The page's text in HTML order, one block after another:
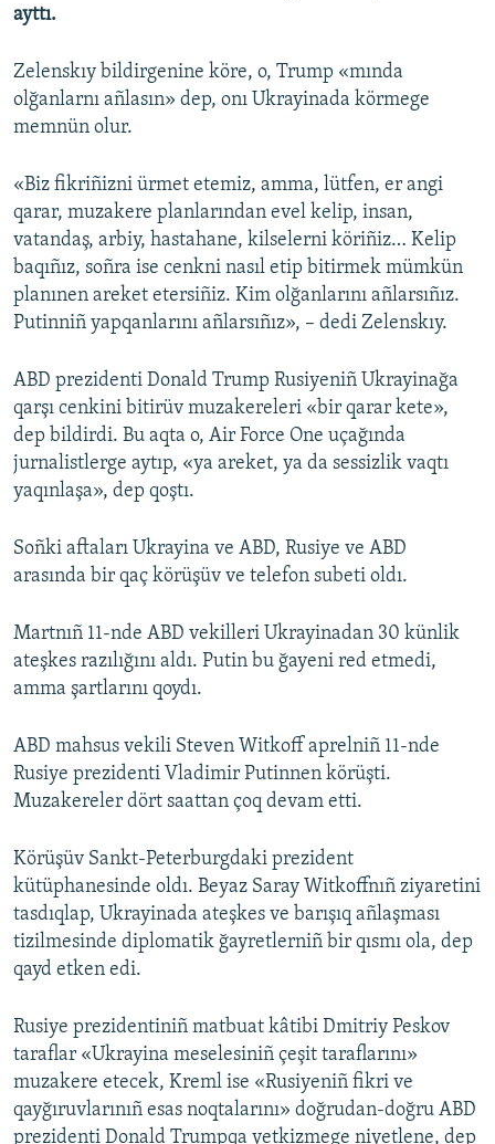
ayttı.
Zelenskıy bildirgenine köre, o, Trump «mında
olğanlarnı añlasın» dep, onı Ukrayinada körmege
memnün olur.
«Biz fikriñizni ürmet etemiz, amma, lütfen, er angi
qarar, muzakere planlarından evel kelip, insan,
vatandaş, arbiy, hastahane, kilselerni köriñiz… Kelip
baqıñız, soñra ise cenkni nasıl etip bitirmek mümkün
planınen areket etersiñiz. Kim olğanlarını añlarsıñız.
Putinniñ yapqanlarını añlarsıñız», – dedi Zelenskıy.
ABD prezidenti Donald Trump Rusiyeniñ Ukrayinağa
qarşı cenkini bitirüv muzakereleri «bir qarar kete»,
dep bildirdi. Bu aqta o, Air Force One uçağında
jurnalistlerge aytıp, «ya areket, ya da sessizlik vaqtı
yaqınlaşa», dep qoştı.
Soñki aftaları Ukrayina ve ABD, Rusiye ve ABD
arasında bir qaç körüşüv ve telefon subeti oldı.
Martnıñ 11-nde ABD vekilleri Ukrayinadan 30 künlik
ateşkes razılığını aldı. Putin bu ğayeni red etmedi,
amma şartlarını qoydı.
ABD mahsus vekili Steven Witkoff aprelniñ 11-nde
Rusiye prezidenti Vladimir Putinnen körüşti.
Muzakereler dört saattan çoq devam etti.
Körüşüv Sankt-Peterburgdaki prezident
kütüphanesinde oldı. Beyaz Saray Witkoffnıñ ziyaretini
tasdıqlap, Ukrayinada ateşkes ve barışıq añlaşması
tizilmesinde diplomatik ğayretlerniñ bir qısmı ola, dep
qayd etken edi.
Rusiye prezidentiniñ matbuat kâtibi Dmitriy Peskov
taraflar «Ukrayina meselesiniñ çeşit taraflarını»
muzakere etecek, Kreml ise «Rusiyeniñ fikri ve
qayğıruvlarınıñ esas noqtalarını» doğrudan-doğru ABD
prezidenti Donald Trumpqa yetkizmege niyetlene, dep